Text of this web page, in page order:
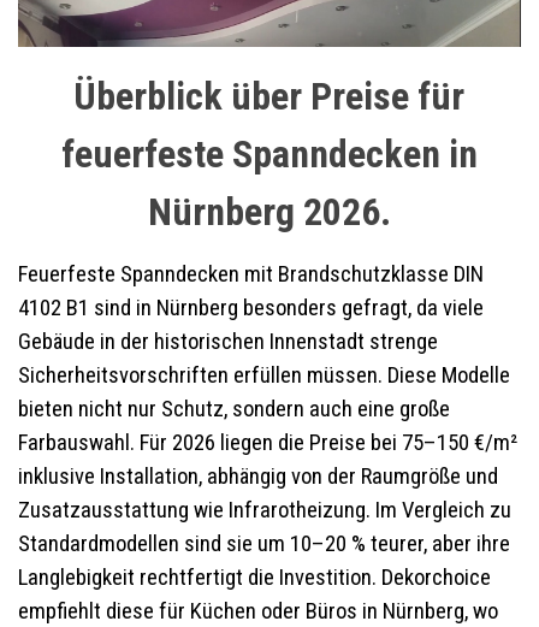
Überblick über Preise für
feuerfeste Spanndecken in
Nürnberg 2026.
Feuerfeste Spanndecken mit Brandschutzklasse DIN
4102 B1 sind in Nürnberg besonders gefragt, da viele
Gebäude in der historischen Innenstadt strenge
Sicherheitsvorschriften erfüllen müssen. Diese Modelle
bieten nicht nur Schutz, sondern auch eine große
Farbauswahl. Für 2026 liegen die Preise bei 75–150 €/m²
inklusive Installation, abhängig von der Raumgröße und
Zusatzausstattung wie Infrarotheizung. Im Vergleich zu
Standardmodellen sind sie um 10–20 % teurer, aber ihre
Langlebigkeit rechtfertigt die Investition. Dekorchoice
empfiehlt diese für Küchen oder Büros in Nürnberg, wo